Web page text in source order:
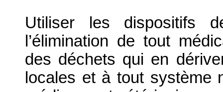
Utiliser les dispositifs
l’élimination de tout
des déchets qui en
locales et à tout système